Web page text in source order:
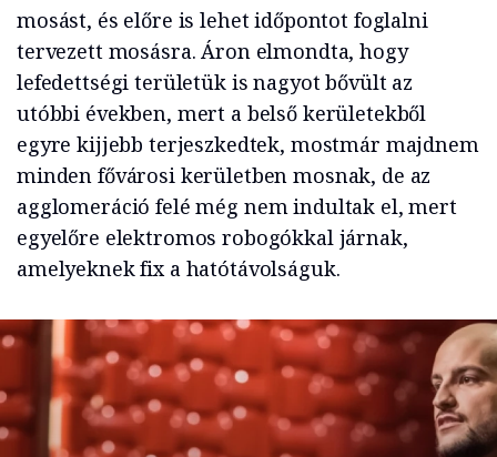
mosást, és előre is lehet időpontot foglalni
tervezett mosásra. Áron elmondta, hogy
lefedettségi területük is nagyot bővült az
utóbbi években, mert a belső kerületekből
egyre kijjebb terjeszkedtek, mostmár majdnem
minden fővárosi kerületben mosnak, de az
agglomeráció felé még nem indultak el, mert
egyelőre elektromos robogókkal járnak,
amelyeknek fix a hatótávolságuk.